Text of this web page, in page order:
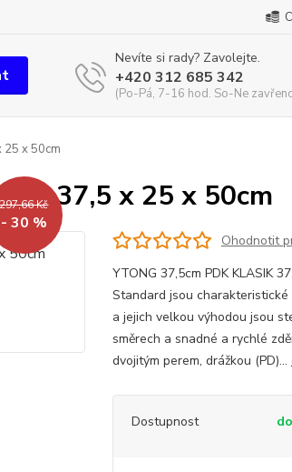
Nevíte si rady? Zavolejte.
+420 312 685 342
(Po-Pá, 7-16 hod. So-Ne
25 x 50cm
37,5 x 25 x 50cm
297,66 Kč
- 30 %
Ohodnotit
YTONG 37,5cm PDK KLASIK
Standard jsou
a jejich velkou výhodou jsou
směrech a snadné a rychlé
dvojitým perem, drážkou (PD)...
Dostupnost